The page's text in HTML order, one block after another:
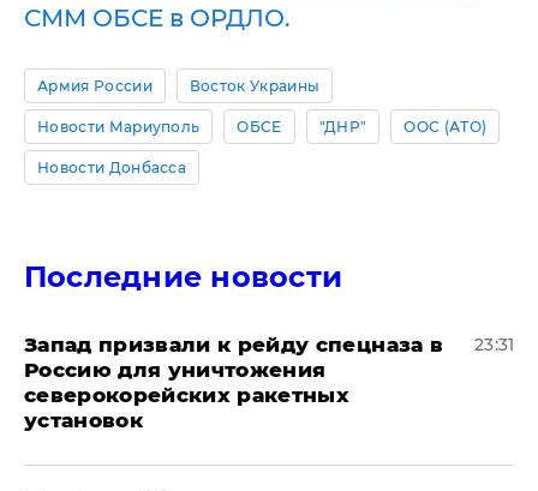
СММ ОБСЕ в ОРДЛО.
Армия России Восток Украины
Новости Мариуполь ОБСЕ "ДНР" ООС (АТО)
Новости Донбасса
Последние новости
Запад призвали к рейду спецназа в
Россию для уничтожения
северокорейских ракетных
установок
23:31